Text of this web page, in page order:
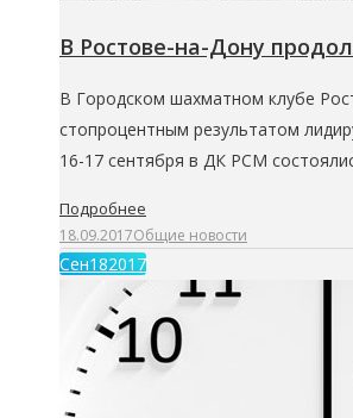
В Ростове-на-Дону
В Городском шахматном клубе
стопроцентным результатом
16-17 сентября в ДК РСМ
Подробнее
18.09.2017Общие новости
Сен182017